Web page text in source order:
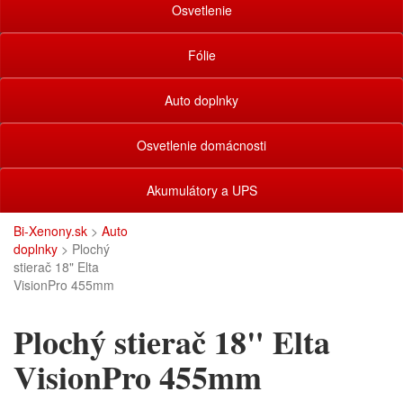
Osvetlenie
Fólie
Auto doplnky
Osvetlenie domácnosti
Akumulátory a UPS
Bi-Xenony.sk > Auto
doplnky > Plochý
stierač 18" Elta
VisionPro 455mm
Plochý stierač 18" Elta
VisionPro 455mm